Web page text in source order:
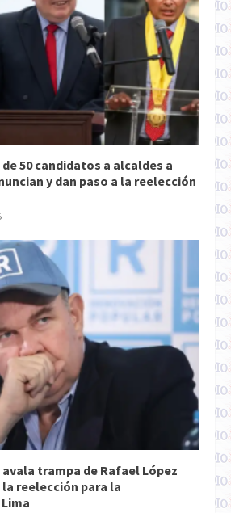
50 candidatos a alcaldes a
y dan paso a la reelección
avala trampa de Rafael López
reelección para la